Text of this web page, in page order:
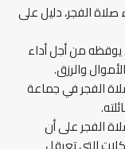
صلاة الفجر، دليل على
من أجل أداء
والرزق.
الفجر في جماعة
الفجر على أن